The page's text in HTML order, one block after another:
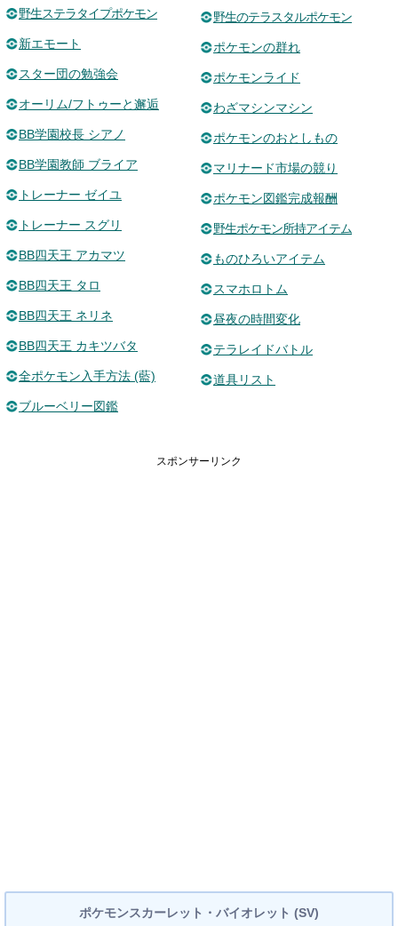
野生ステラタイプポケモン
新エモート
スター団の勉強会
オーリム/フトゥーと邂逅
BB学園校長 シアノ
BB学園教師 ブライア
トレーナー ゼイユ
トレーナー スグリ
BB四天王 アカマツ
BB四天王 タロ
BB四天王 ネリネ
BB四天王 カキツバタ
全ポケモン入手方法 (藍)
ブルーベリー図鑑
野生のテラスタルポケモン
ポケモンの群れ
ポケモンライド
わざマシンマシン
ポケモンのおとしもの
マリナード市場の競り
ポケモン図鑑完成報酬
野生ポケモン所持アイテム
ものひろいアイテム
スマホロトム
昼夜の時間変化
テラレイドバトル
道具リスト
スポンサーリンク
ポケモンスカーレット・バイオレット (SV)